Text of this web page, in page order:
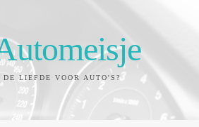
DE LIEFDE VOOR AUTO'S?